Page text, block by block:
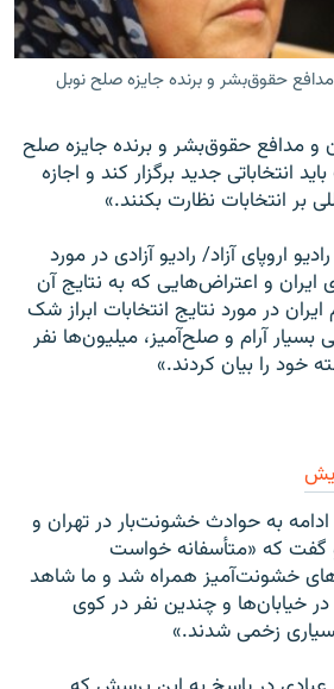
حقوق‌بشر و برنده جايزه صلح نوبل
و مدافع حقوق‌بشر و برنده جايزه صلح
انتخاباتی جديد برگزار کند و اجازه
بر انتخابات نظارت بکنند.»
اروپای آزاد/ راديو آزادی در مورد
ايران و اعتراض‌هايی که به نتايج آن
در مورد نتايج انتخابات ابراز شک
بسيار آرام و صلح‌آميز، ميليون‌ها نفر
خود را بيان کردند.»
به حوادث خشونت‌بار در تهران و
گفت که «متأسفانه خواست
خشونت‌آميز همراه شد و ما شاهد
خيابان‌ها و چندين نفر در کوی
زخمی شدند.»